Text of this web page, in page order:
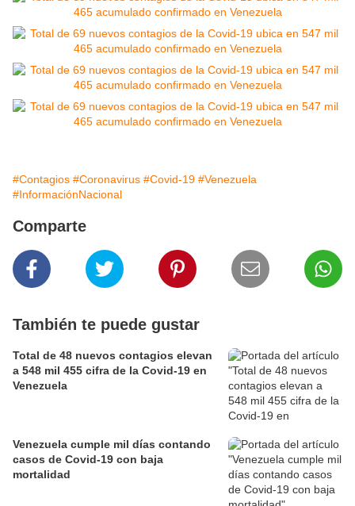
#Contagios #Coronavirus #Covid-19 #Venezuela
#InformaciónNacional
Comparte
También te puede gustar
Total de 48 nuevos contagios elevan
a 548 mil 455 cifra de la Covid-19 en
Venezuela
Venezuela cumple mil días contando
casos de Covid-19 con baja
mortalidad